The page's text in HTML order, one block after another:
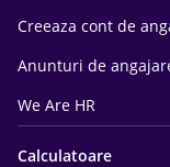
Creeaza cont de
Anunturi de
We Are HR
Calculatoare